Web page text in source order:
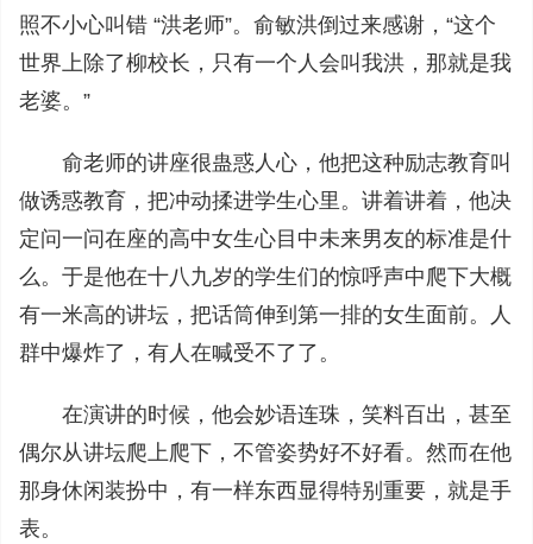
照不小心叫错 “洪老师”。俞敏洪倒过来感谢，“这个
世界上除了柳校长，只有一个人会叫我洪，那就是我
老婆。”
俞老师的讲座很蛊惑人心，他把这种励志教育叫
做诱惑教育，把冲动揉进学生心里。讲着讲着，他决
定问一问在座的高中女生心目中未来男友的标准是什
么。于是他在十八九岁的学生们的惊呼声中爬下大概
有一米高的讲坛，把话筒伸到第一排的女生面前。人
群中爆炸了，有人在喊受不了了。
在演讲的时候，他会妙语连珠，笑料百出，甚至
偶尔从讲坛爬上爬下，不管姿势好不好看。然而在他
那身休闲装扮中，有一样东西显得特别重要，就是手
表。